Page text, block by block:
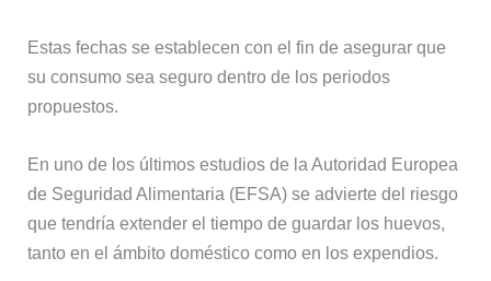
Estas fechas se establecen con el fin de asegurar que
su consumo sea seguro dentro de los periodos
propuestos.
En uno de los últimos estudios de la Autoridad Europea
de Seguridad Alimentaria (EFSA) se advierte del riesgo
que tendría extender el tiempo de guardar los huevos,
tanto en el ámbito doméstico como en los expendios.